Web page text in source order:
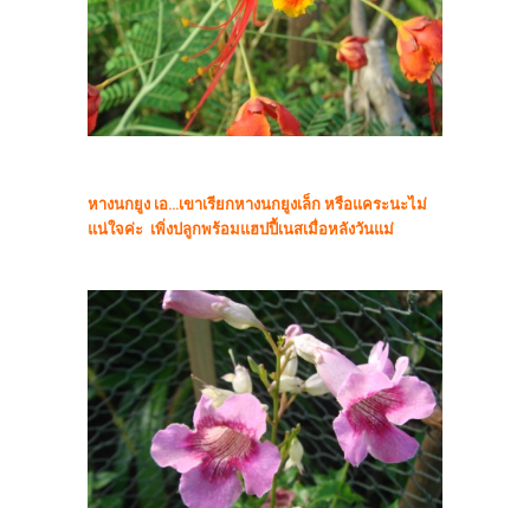
หางนกยูง เอ...เขาเรียกหางนกยูงเล็ก หรือแคระนะไม่
แน่ใจค่ะ เพิ่งปลูกพร้อมแฮปปี้เนสเมื่อหลังวันแม่